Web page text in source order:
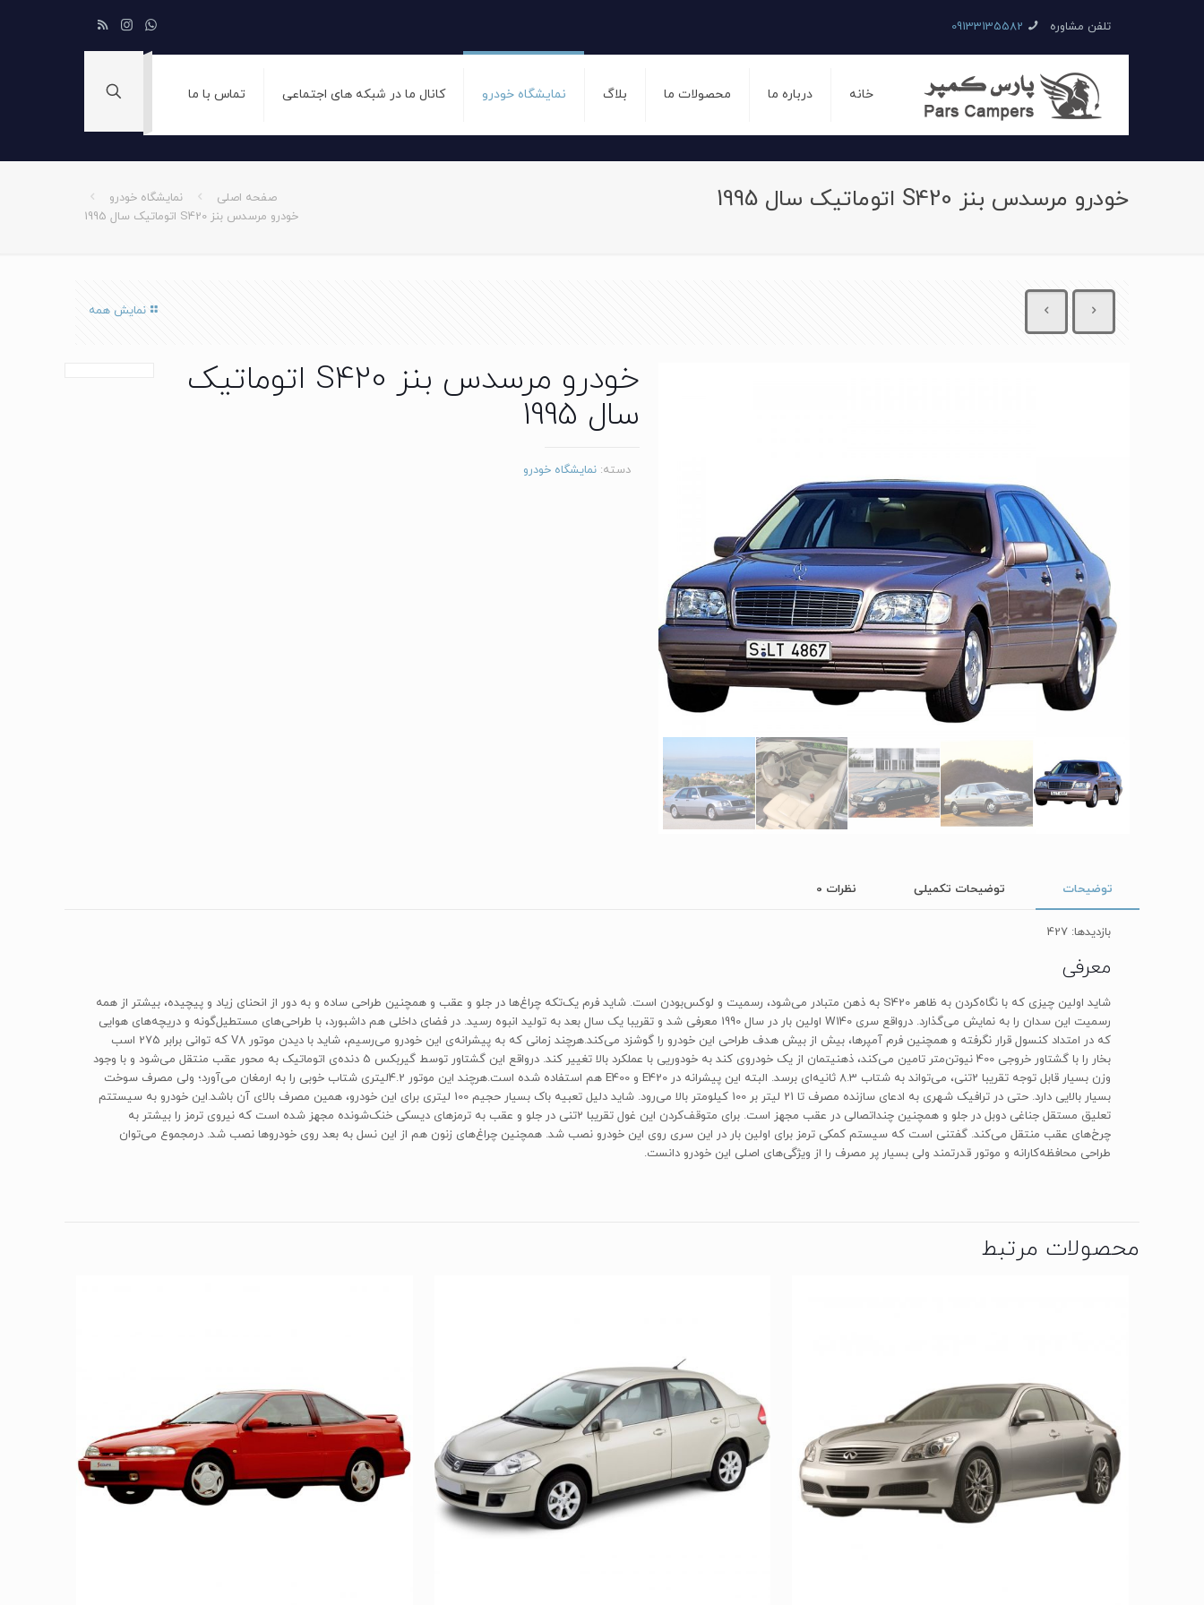
تلفن مشاوره 09133135582
خانه درباره ما محصولات ما بلاگ نمایشگاه خودرو کانال ما در شبکه های اجتماعی تماس با ما
خودرو مرسدس بنز S420 اتوماتیک سال 1995 صفحه اصلی
نمایشگاه خودرو
خودرو مرسدس بنز S420 اتوماتیک سال 1995
نمایش همه
خودرو مرسدس بنز S420 اتوماتیک
سال 1995
دسته:نمایشگاه خودرو
توضیحات توضیحات تکمیلی نظرات 0
بازدیدها: 427
معرفی
شاید اولین چیزی که با نگاه‌کردن به ظاهر S420 به ذهن متبادر می‌شود، رسمیت و لوکس‌بودن است. شاید فرم یک‌تکه چراغ‌ها در جلو و عقب و همچنین طراحی ساده و به دور از انحنای زیاد و پیچیده، بیشتر از همه
رسمیت این سدان را به نمایش می‌گذارد. درواقع سری W140 اولین بار در سال 1990 معرفی شد و تقریبا یک سال بعد به تولید انبوه رسید. در فضای داخلی هم داشبورد، با طراحی‌های مستطیل‌گونه و دریچه‌های هوایی
که در امتداد کنسول قرار نگرفته و همچنین فرم آمپرها، بیش از بیش هدف طراحی این خودرو را گوشزد می‌کند.هرچند زمانی که به پیشرانه‌ی این خودرو می‌رسیم، شاید با دیدن موتور V8 که توانی برابر 275 اسب
بخار را با گشتاور خروجی 400 نیوتن‌متر تامین می‌کند، ذهنیتمان از یک خودروی کند به خودوریی با عملکرد بالا تغییر کند. درواقع این گشتاور توسط گیربکس 5 دنده‌ی اتوماتیک به محور عقب منتقل می‌شود و با وجود
وزن بسیار قابل توجه تقریبا 2تنی، می‌تواند به شتاب 8.3 ثانیه‌ای برسد. البته این پیشرانه در E420 و E400 هم استفاده شده است.هرچند این موتور 4.2لیتری شتاب خوبی را به ارمغان می‌آورد؛ ولی مصرف سوخت
بسیار بالایی دارد. حتی در ترافیک شهری به ادعای سازنده مصرف تا 21 لیتر بر 100 کیلومتر بالا می‌رود. شاید دلیل تعبیه باک بسیار حجیم 100 لیتری برای این خودرو، همین مصرف بالای آن باشد.این خودرو به سیستتم
تعلیق مستقل جناغی دوبل در جلو و همچنین چنداتصالی در عقب مجهز است. برای متوقف‌کردن این غول تقریبا 2تنی در جلو و عقب به ترمزهای دیسکی خنک‌شونده مجهز شده است که نیروی ترمز را بیشتر به
چرخ‌های عقب منتقل می‌کند. گفتنی است که سیستم کمکی ترمز برای اولین بار در این سری روی این خودرو نصب شد. همچنین چراغ‌های زنون هم از این نسل به بعد روی خودروها نصب شد. درمجموع می‌توان
طراحی محافظه‌کارانه و موتور قدرتمند ولی بسیار پر مصرف را از ویژگی‌های اصلی این خودرو دانست.
محصولات مرتبط